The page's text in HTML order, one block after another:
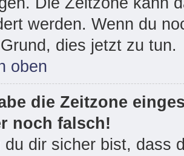
werden. Wenn du
dies jetzt zu tun.
oben
die Zeitzone
noch falsch!
du dir sicher bist, dass